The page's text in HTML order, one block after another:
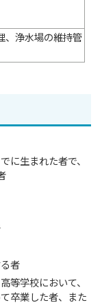
、浄水場の維持管
に生まれた者で、
者
学校において、
卒業した者、また